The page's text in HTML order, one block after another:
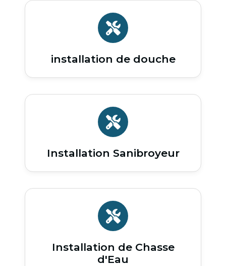
installation de douche
Installation Sanibroyeur
Installation de Chasse
d'Eau